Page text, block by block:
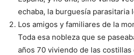
echaba, la burguesía parasitaria
Los amigos y familiares de la
Toda esa nobleza que se
años 70 viviendo de las